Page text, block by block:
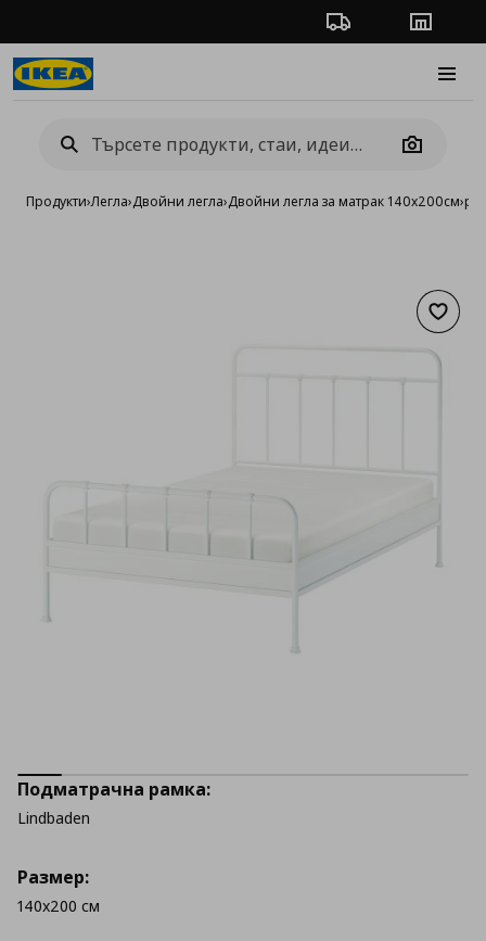
Проследяване на
Camera
Продукти›Легла›Двойни легла›Двойни легла за матрак 140x200см›
Подматрачна рамка:
Lindbaden
Размер:
140x200 см